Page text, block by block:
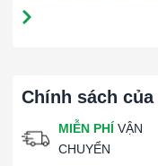
Chính sách
MIỄN PHÍ VẬN
CHUYỂN